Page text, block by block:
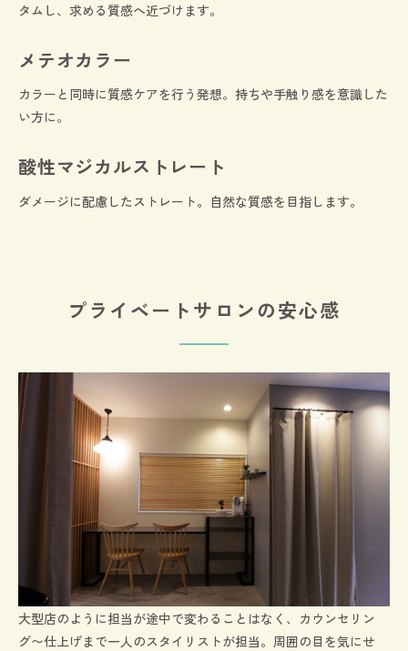
タムし、求める質感へ近づけます。
メテオカラー
カラーと同時に質感ケアを行う発想。持ちや手触り感を意識した
い方に。
酸性マジカルストレート
ダメージに配慮したストレート。自然な質感を目指します。
プライベートサロンの安心感
大型店のように担当が途中で変わることはなく、カウンセリン
グ〜仕上げまで一人のスタイリストが担当。周囲の目を気にせ